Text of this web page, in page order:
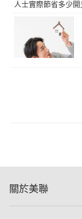
人士實際節省多少
關於美聯